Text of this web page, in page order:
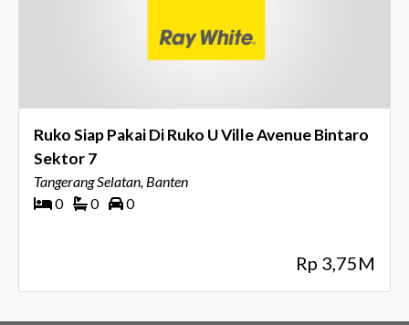
Ruko Siap Pakai Di Ruko U Ville Avenue Bintaro
Sektor 7
Tangerang Selatan, Banten
0
0 0
Rp 3,75M